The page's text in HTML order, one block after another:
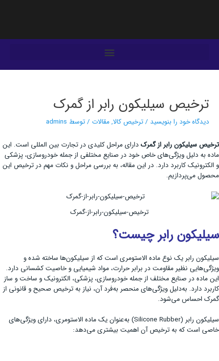
ترخیص سیلیکون رابر از گمرک
دیدگاه‌ خود را بنویسید /ترخیص کالا,مقالات / توسط admins
ترخیص سیلیکون رابر از گمرک دارای مراحل کلیدی در تجارت بین‌ المللی است. این
ماده به دلیل ویژگی‌های خاص خود در صنایع مختلفی از جمله خودروسازی، پزشکی
و الکترونیک کاربرد دارد. در این مقاله، به بررسی مراحل و نکات مهم در ترخیص این
محصول می‌پردازیم.
ترخیص-سیلیکون-رابر-از-گمرک
سیلیکون رابر چیست؟
سیلیکون رابر یک نوع ماده الاستومری است که از سیلیکون‌ها ساخته شده و
ویژگی‌هایی نظیر مقاومت در برابر حرارت، مواد شیمیایی و خاصیت کشسانی دارد.
این ماده در صنایع مختلف از جمله خودروسازی، پزشکی، الکترونیک و ساخت و ساز
کاربرد دارد. به‌دلیل ویژگی‌های منحصر به‌فرد آن، نیاز به ترخیص صحیح و قانونی از
گمرک احساس می‌شود.
سیلیکون رابر (Silicone Rubber) به‌عنوان یک ماده الاستومری، دارای ویژگی‌های
خاصی است که به ترخیص آن اهمیت بیشتری می‌دهد: